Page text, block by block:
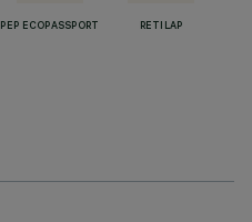
PEP ECOPASSPORT RETILAP